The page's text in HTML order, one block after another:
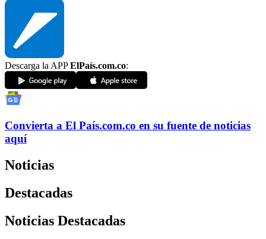
Descarga la APPElPaís.com.co:
Convierta a El País.com.co en su fuente de noticias
aquí
Noticias
Destacadas
Noticias Destacadas